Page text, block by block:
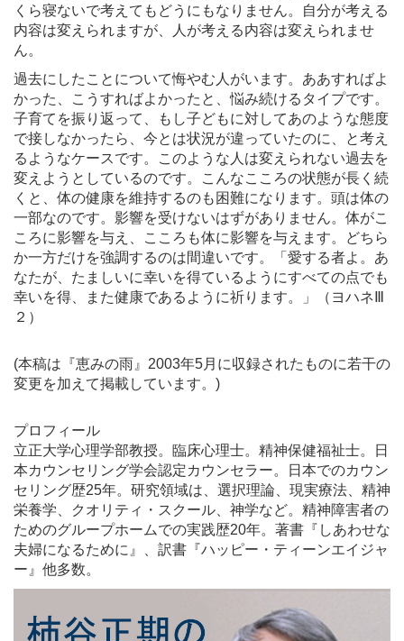
くら寝ないで考えてもどうにもなりません。自分が考える
内容は変えられますが、人が考える内容は変えられませ
ん。
過去にしたことについて悔やむ人がいます。ああすればよ
かった、こうすればよかったと、悩み続けるタイプです。
子育てを振り返って、もし子どもに対してあのような態度
で接しなかったら、今とは状況が違っていたのに、と考え
るようなケースです。このような人は変えられない過去を
変えようとしているのです。こんなこころの状態が長く続
くと、体の健康を維持するのも困難になります。頭は体の
一部なのです。影響を受けないはずがありません。体がこ
ころに影響を与え、こころも体に影響を与えます。どちら
か一方だけを強調するのは間違いです。「愛する者よ。あ
なたが、たましいに幸いを得ているようにすべての点でも
幸いを得、また健康であるように祈ります。」（ヨハネⅢ
２）
(本稿は『恵みの雨』2003年5月に収録されたものに若干の
変更を加えて掲載しています。)
プロフィール
立正大学心理学部教授。臨床心理士。精神保健福祉士。日
本カウンセリング学会認定カウンセラー。日本でのカウン
セリング歴25年。研究領域は、選択理論、現実療法、精神
栄養学、クオリティ・スクール、神学など。精神障害者の
ためのグループホームでの実践歴20年。著書『しあわせな
夫婦になるために』、訳書『ハッピー・ティーンエイジャ
ー』他多数。